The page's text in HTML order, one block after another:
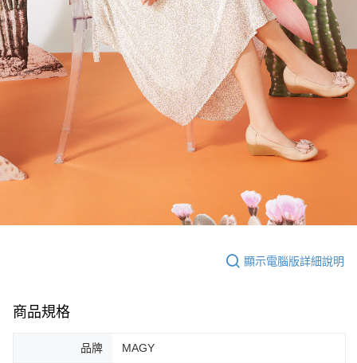
顯示電腦版詳細說明
商品規格
品牌 MAGY